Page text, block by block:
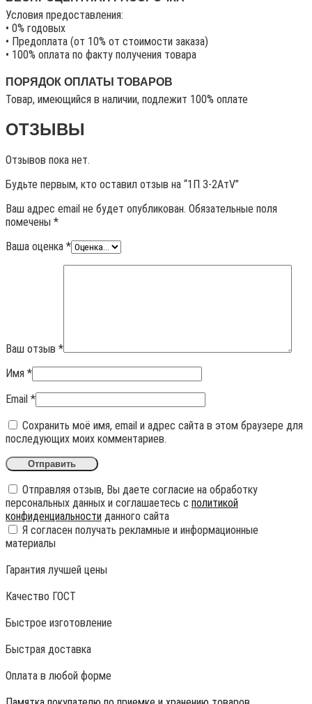
Условия предоставления:
• 0% годовых
• Предоплата (от 10% от стоимости заказа)
• 100% оплата по факту получения товара
ПОРЯДОК ОПЛАТЫ ТОВАРОВ
Товар, имеющийся в наличии, подлежит 100% оплате
ОТЗЫВЫ
Отзывов пока нет.
Будьте первым, кто оставил отзыв на “1П 3-2АтV”
Ваш адрес email не будет опубликован. Обязательные поля
помечены *
Ваша оценка *
Ваш отзыв *
Имя *
Email *
Сохранить моё имя, email и адрес сайта в этом браузере для
последующих моих комментариев.
Отправляя отзыв, Вы даете согласие на обработку
персональных данных и соглашаетесь с политикой
конфиденциальности данного сайта
Я согласен получать рекламные и информационные
материалы
Гарантия лучшей цены
Качество ГОСТ
Быстрое изготовление
Быстрая доставка
Оплата в любой форме